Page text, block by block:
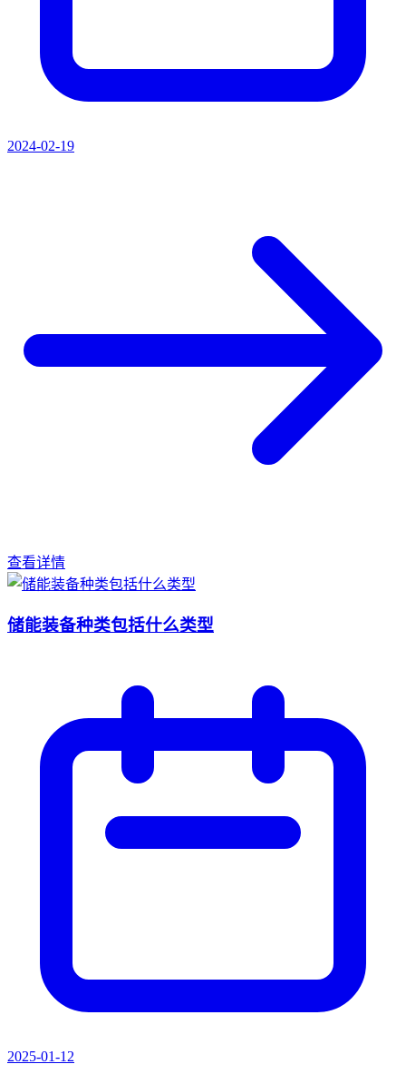
2024-02-19
查看详情
储能装备种类包括什么类型
2025-01-12